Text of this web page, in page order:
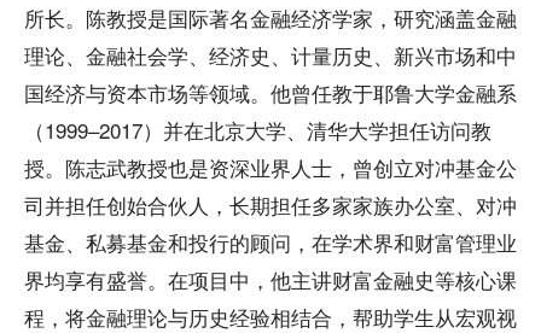
所长。陈教授是国际著名金融经济学家，研究涵盖金融
理论、金融社会学、经济史、计量历史、新兴市场和中
国经济与资本市场等领域。他曾任教于耶鲁大学金融系
（1999–2017）并在北京大学、清华大学担任访问教
授。陈志武教授也是资深业界人士，曾创立对冲基金公
司并担任创始合伙人，长期担任多家家族办公室、对冲
基金、私募基金和投行的顾问，在学术界和财富管理业
界均享有盛誉。在项目中，他主讲财富金融史等核心课
程，将金融理论与历史经验相结合，帮助学生从宏观视